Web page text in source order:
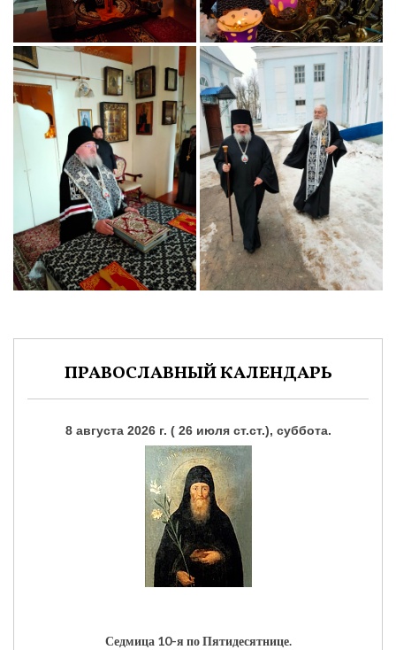
ПРАВОСЛАВНЫЙ КАЛЕНДАРЬ
8 августа 2026 г. ( 26 июля ст.ст.), суббота.
Седмица 10-я по Пятидесятнице.